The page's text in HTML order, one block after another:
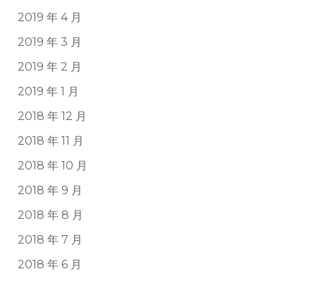
2019 年 4 月
2019 年 3 月
2019 年 2 月
2019 年 1 月
2018 年 12 月
2018 年 11 月
2018 年 10 月
2018 年 9 月
2018 年 8 月
2018 年 7 月
2018 年 6 月